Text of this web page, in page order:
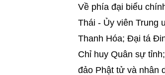
Về phía đại biểu
Thái - Ủy viên Trung
Thanh Hóa; Đại tá
Chỉ huy Quân sự
đảo Phật tử và nhân